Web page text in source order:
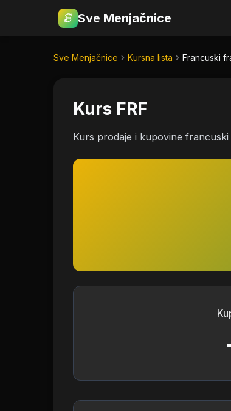
€RSD Sve Menjačnice
Sve Menjačnice Kursna lista Francuski
Kurs FRF
Kurs prodaje i kupovine